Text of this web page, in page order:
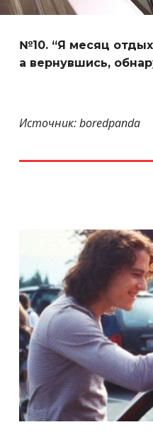
№10. “Я месяц
а вернувшись,
Источник: boredpanda